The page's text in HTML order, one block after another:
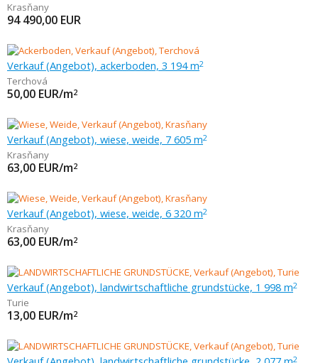
Krasňany
94 490,00 EUR
Verkauf (Angebot), ackerboden, 3 194 m2
Terchová
50,00 EUR/m2
Verkauf (Angebot), wiese, weide, 7 605 m2
Krasňany
63,00 EUR/m2
Verkauf (Angebot), wiese, weide, 6 320 m2
Krasňany
63,00 EUR/m2
Verkauf (Angebot), landwirtschaftliche grundstücke, 1 998 m2
Turie
13,00 EUR/m2
2